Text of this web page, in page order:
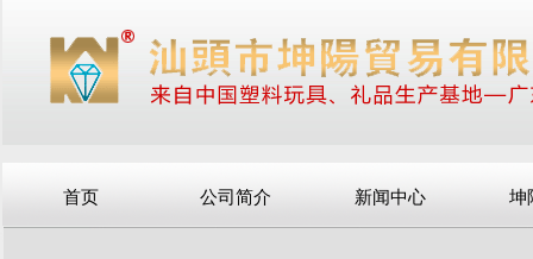
首页 公司简介 新闻中心 坤